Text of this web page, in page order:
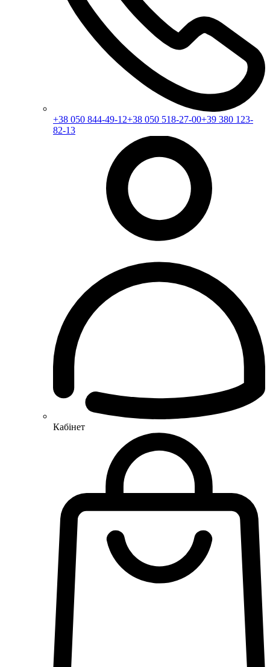
+38 050 844-49-12+38 050 518-27-00+39 380 123-
82-13
Кабінет